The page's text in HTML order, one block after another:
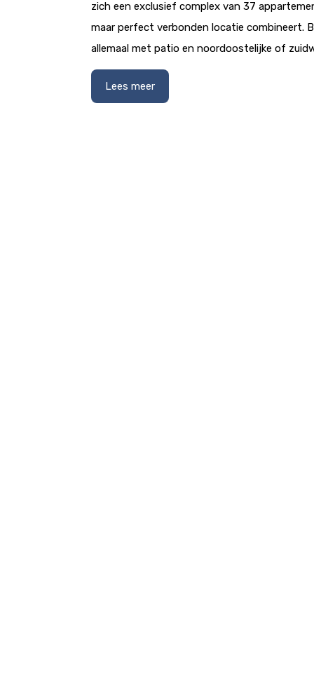
zich een exclusief complex van 37
maar perfect verbonden locatie combineert.
allemaal met patio en noordoostelijke of
Lees meer